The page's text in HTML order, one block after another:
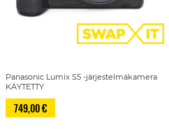
Panasonic Lumix S5 -järjestelmäkamera
KÄYTETTY
749,00 €